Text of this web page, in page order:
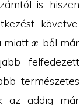
is, hiszen
követve.
miatt x
x-ből már
felfedezett
természetes
az addig már